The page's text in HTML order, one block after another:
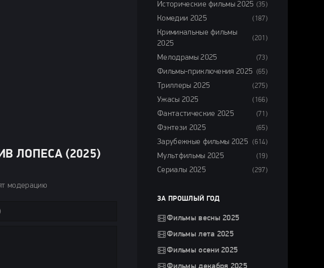
ЛОПЕСА (2025)
модерацию
Исторические фильмы 2025 (35)
Комедии 2025 (187)
Криминальные фильмы
2025
(201)
Мелодрамы 2025 (73)
Фильмы-приключения 2025 (65)
Триллеры 2025 (275)
Ужасы 2025 (166)
Фантастические 2025 (71)
Фэнтези 2025 (65)
Зарубежные фильмы 2025 (614)
Мультфильмы 2025 (19)
Сериалы 2025 (297)
ЗА ПРОШЛЫЙ ГОД
Фильмы весны 2025
Фильмы лета 2025
Фильмы осени 2025